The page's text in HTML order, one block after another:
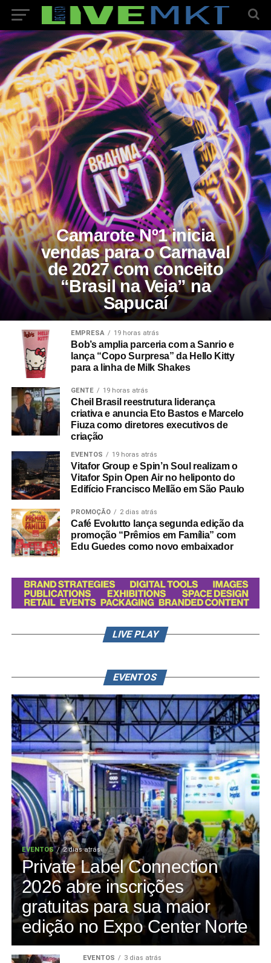
Camarote Nº1 inicia
vendas para o Carnaval
de 2027 com conceito
“Brasil na Veia” na
Sapucaí
EMPRESA 19 horas atrás
Bob’s amplia parceria com a Sanrio e
lança “Copo Surpresa” da Hello Kitty
para a linha de Milk Shakes
GENTE 19 horas atrás
Cheil Brasil reestrutura liderança
criativa e anuncia Eto Bastos e Marcelo
Fiuza como diretores executivos de
criação
EVENTOS 19 horas atrás
Vitafor Group e Spin’n Soul realizam o
Vitafor Spin Open Air no heliponto do
Edifício Francisco Mellão em São Paulo
PROMOÇÃO 2 dias atrás
Café Evolutto lança segunda edição da
promoção “Prêmios em Família” com
Edu Guedes como novo embaixador
LIVE PLAY
EVENTOS
EVENTOS 2 dias atrás
Private Label Connection
2026 abre inscrições
gratuitas para sua maior
edição no Expo Center Norte
EVENTOS 3 dias atrás